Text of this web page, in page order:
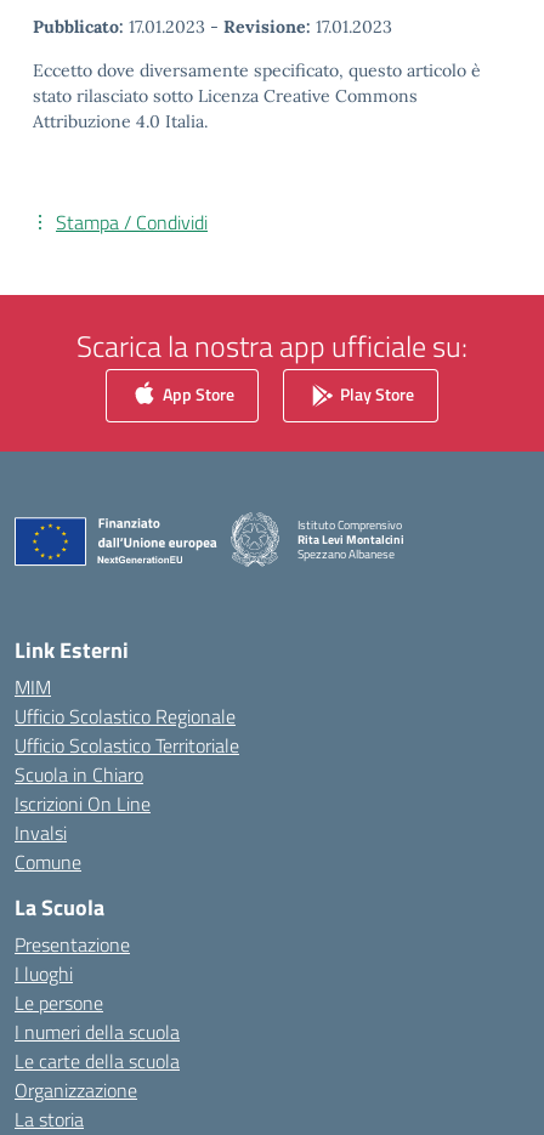
Pubblicato: 17.01.2023 - Revisione: 17.01.2023
Eccetto dove diversamente specificato, questo articolo è
stato rilasciato sotto Licenza Creative Commons
Attribuzione 4.0 Italia.
Stampa / Condividi
Scarica la nostra app ufficiale su:
App Store Play Store
Istituto Comprensivo
Rita Levi Montalcini
Spezzano Albanese
— Visita la pagina iniziale della scuola
Link Esterni
MIM
Ufficio Scolastico Regionale
Ufficio Scolastico Territoriale
Scuola in Chiaro
Iscrizioni On Line
Invalsi
Comune
La Scuola
Presentazione
I luoghi
Le persone
I numeri della scuola
Le carte della scuola
Organizzazione
La storia